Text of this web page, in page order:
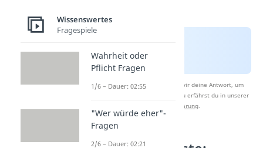
Nach Beantwortung speichern wir deine Antwort, um
Studyflix zu verbessern. Mehr dazu erfährst du in unserer
Datenschutzerklärung.
Wissenswertes
Fragespiele
Wahrheit oder
Pflicht Fragen
1/6 – Dauer: 02:55
"Wer würde eher"-
Fragen
2/6 – Dauer: 02:21